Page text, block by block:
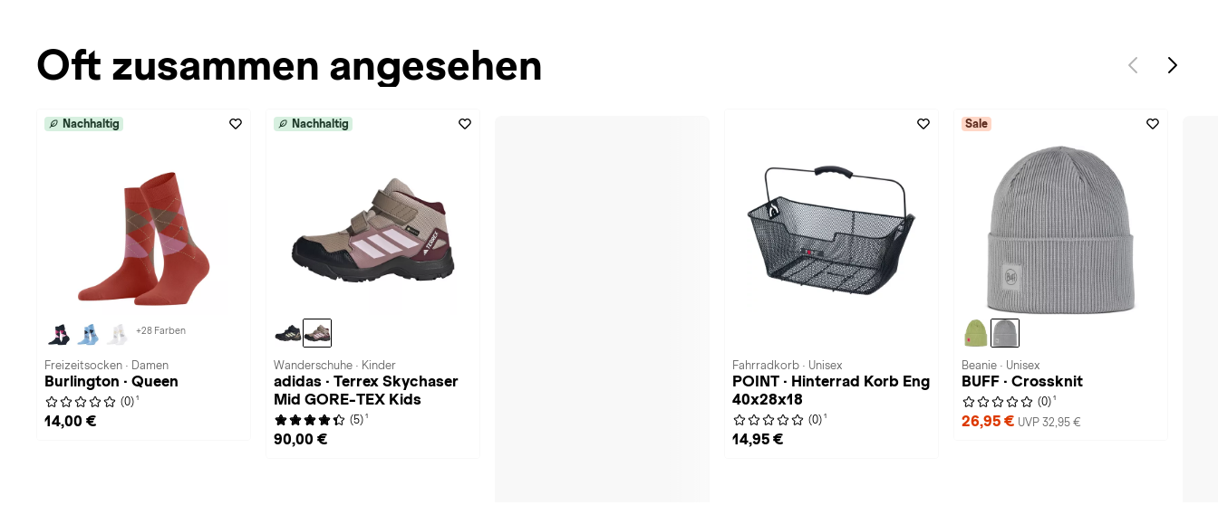
Oft zusammen angesehen
Nachhaltig
+28 Farben
Freizeitsocken · Damen
Burlington · Queen
(0) 1
14,00 €
Nachhaltig
Wanderschuhe · Kinder
adidas · Terrex Skychaser
Mid GORE-TEX Kids
(5) 1
90,00 €
Fahrradkorb · Unisex
POINT · Hinterrad Korb Eng
40x28x18
(0) 1
14,95 €
Sale
Beanie · Unisex
BUFF · Crossknit
(0) 1
26,95 € UVP 32,95 €